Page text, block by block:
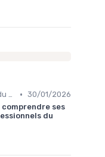
Conseils de Gestion du Café • 30/01/2026
ses
du